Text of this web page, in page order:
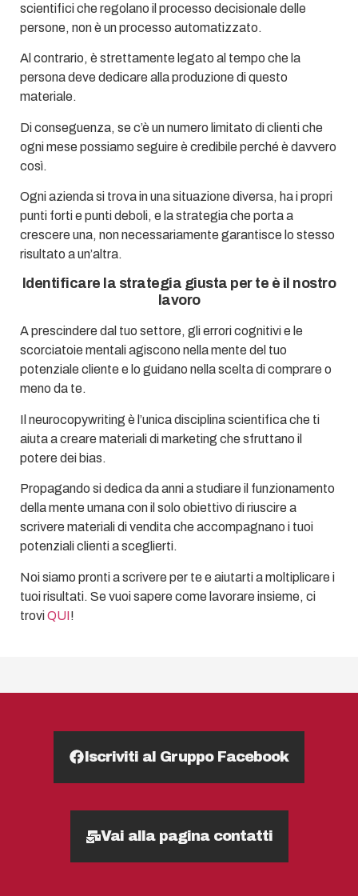
scientifici che regolano il processo decisionale delle
persone, non è un processo automatizzato.
Al contrario, è strettamente legato al tempo che la
persona deve dedicare alla produzione di questo
materiale.
Di conseguenza, se c’è un numero limitato di clienti che
ogni mese possiamo seguire è credibile perché è davvero
così.
Ogni azienda si trova in una situazione diversa, ha i propri
punti forti e punti deboli, e la strategia che porta a
crescere una, non necessariamente garantisce lo stesso
risultato a un’altra.
Identificare la strategia giusta per te è il nostro
lavoro
A prescindere dal tuo settore, gli errori cognitivi e le
scorciatoie mentali agiscono nella mente del tuo
potenziale cliente e lo guidano nella scelta di comprare o
meno da te.
Il neurocopywriting è l’unica disciplina scientifica che ti
aiuta a creare materiali di marketing che sfruttano il
potere dei bias.
Propagando si dedica da anni a studiare il funzionamento
della mente umana con il solo obiettivo di riuscire a
scrivere materiali di vendita che accompagnano i tuoi
potenziali clienti a sceglierti.
Noi siamo pronti a scrivere per te e aiutarti a moltiplicare i
tuoi risultati. Se vuoi sapere come lavorare insieme, ci
troviQUI!
Iscriviti al Gruppo Facebook
Vai alla pagina contatti